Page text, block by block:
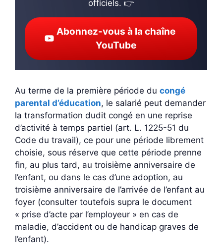
officiels. 👉
Abonnez-vous à la chaîne
YouTube
Au terme de la première période du congé
parental d’éducation, le salarié peut demander
la transformation dudit congé en une reprise
d’activité à temps partiel (art. L. 1225-51 du
Code du travail), ce pour une période librement
choisie, sous réserve que cette période prenne
fin, au plus tard, au troisième anniversaire de
l’enfant, ou dans le cas d’une adoption, au
troisième anniversaire de l’arrivée de l’enfant au
foyer (consulter toutefois supra le document
« prise d’acte par l’employeur » en cas de
maladie, d’accident ou de handicap graves de
l’enfant).